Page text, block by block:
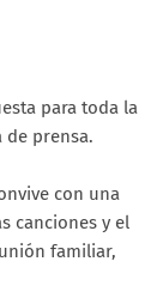
para toda la
de prensa.
con una
canciones y el
familiar,